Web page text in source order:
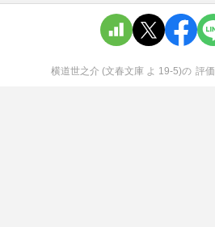
横道世之介 (文春文庫 よ 19-5)の 評価